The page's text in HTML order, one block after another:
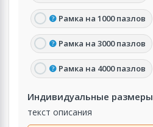
Рамка на 1000 пазлов
Рамка на 3000 пазлов
Рамка на 4000 пазлов
Индивидуальные размеры
текст описания